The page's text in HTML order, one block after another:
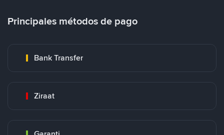
Principales métodos de pago
Bank Transfer
Ziraat